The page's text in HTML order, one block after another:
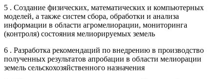
5 . Создание физических, математических и компьютерных
моделей, а также систем сбора, обработки и анализа
информации в области агромелиорации, мониторинга
(контроля) состояния мелиорируемых земель
6 . Разработка рекомендаций по внедрению в производство
полученных результатов апробации в области мелиорации
земель сельскохозяйственного назначения